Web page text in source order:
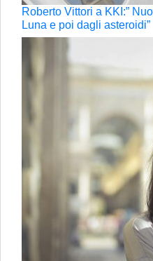
Roberto Vittori a KKI:”
Luna e poi dagli asteroidi”